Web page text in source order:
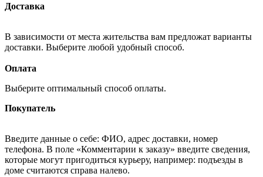
Доставка
В зависимости от места жительства вам предложат варианты
доставки. Выберите любой удобный способ.
Оплата
Выберите оптимальный способ оплаты.
Покупатель
Введите данные о себе: ФИО, адрес доставки, номер
телефона. В поле «Комментарии к заказу» введите сведения,
которые могут пригодиться курьеру, например: подъезды в
доме считаются справа налево.